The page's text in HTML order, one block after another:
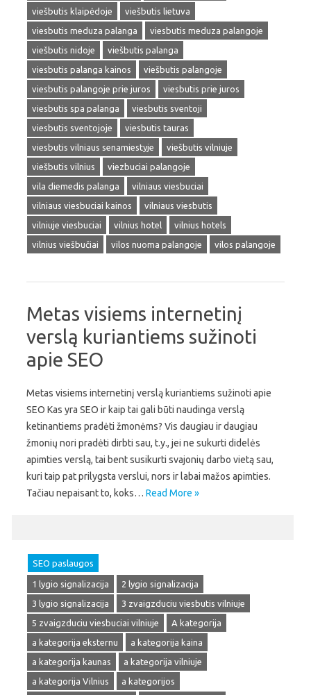
viešbutis klaipėdoje
viešbutis lietuva
viesbutis meduza palanga
viesbutis meduza palangoje
viešbutis nidoje
viešbutis palanga
viesbutis palanga kainos
viešbutis palangoje
viesbutis palangoje prie juros
viesbutis prie juros
viesbutis spa palanga
viesbutis sventoji
viesbutis sventojoje
viesbutis tauras
viesbutis vilniaus senamiestyje
viešbutis vilniuje
viešbutis vilnius
viezbuciai palangoje
vila diemedis palanga
vilniaus viesbuciai
vilniaus viesbuciai kainos
vilniaus viesbutis
vilniuje viesbuciai
vilnius hotel
vilnius hotels
vilnius viešbučiai
vilos nuoma palangoje vilos palangoje
Metas visiems internetinį
verslą kuriantiems sužinoti
apie SEO
Metas visiems internetinį verslą kuriantiems sužinoti apie
SEO Kas yra SEO ir kaip tai gali būti naudinga verslą
ketinantiems pradėti žmonėms? Vis daugiau ir daugiau
žmonių nori pradėti dirbti sau, t.y., jei ne sukurti didelės
apimties verslą, tai bent susikurti svajonių darbo vietą sau,
kuri taip pat prilygsta verslui, nors ir labai mažos apimties.
Tačiau nepaisant to, koks… Read More »
SEO paslaugos
1 lygio signalizacija
2 lygio signalizacija
3 lygio signalizacija
3 zvaigzduciu viesbutis vilniuje
5 zvaigzduciu viesbuciai vilniuje
A kategorija
a kategorija eksternu
a kategorija kaina
a kategorija kaunas
a kategorija vilniuje
a kategorija Vilnius
a kategorijos